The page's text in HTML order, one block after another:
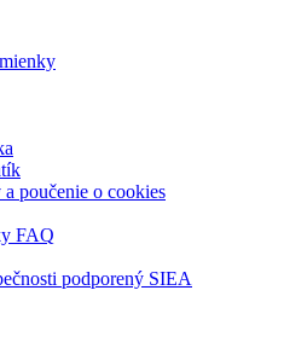
poučenie o cookies
FAQ
podporený SIEA